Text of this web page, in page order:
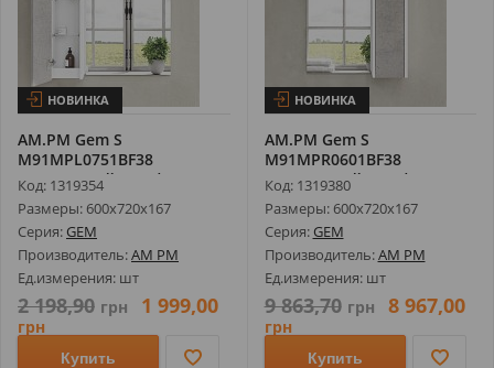
НОВИНКА
AM.PM Gem S
M91MPL0751BF38
Зеркальный Шкаф с
Подсвет...
Код: 1319354
Размеры: 600х720х167
Серия: GEM
Производитель:AM PM
Ед.измерения: шт
2 198,90 грн 1 999,00
грн
Купить
НОВИНКА
AM.PM Gem S
M91MPR0601BF38
Зеркальный Шкаф с
Подсвет...
Код: 1319380
Размеры: 600х720х167
Серия: GEM
Производитель:AM PM
Ед.измерения: шт
9 863,70 грн 8 967,00
грн
Купить